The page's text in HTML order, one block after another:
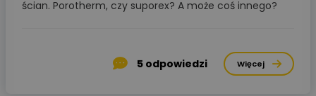
ścian. Porotherm, czy suporex? A może coś innego?
5 odpowiedzi Więcej